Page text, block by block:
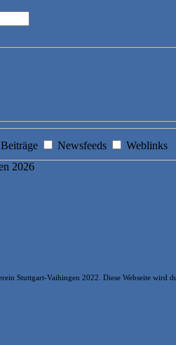
Beiträge Newsfeeds
Weblinks
2026
Stuttgart-Vaihingen 2022. Diese Webseite wird